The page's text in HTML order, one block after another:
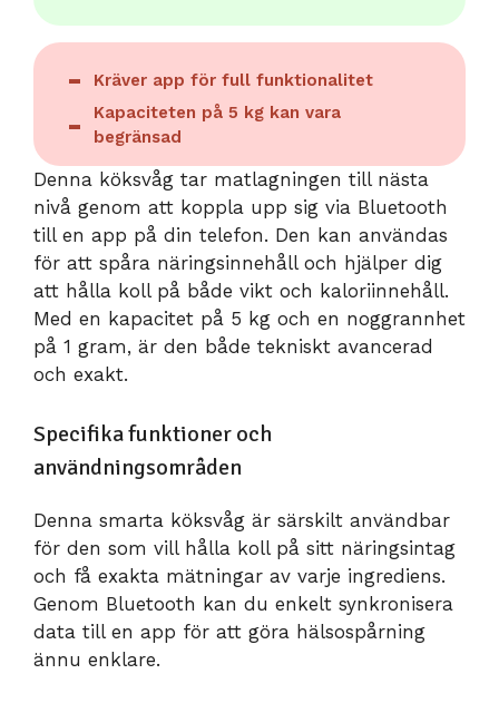
Kräver app för full funktionalitet
Kapaciteten på 5 kg kan vara
begränsad
Denna köksvåg tar matlagningen till nästa
nivå genom att koppla upp sig via Bluetooth
till en app på din telefon. Den kan användas
för att spåra näringsinnehåll och hjälper dig
att hålla koll på både vikt och kaloriinnehåll.
Med en kapacitet på 5 kg och en noggrannhet
på 1 gram, är den både tekniskt avancerad
och exakt.
Specifika funktioner och
användningsområden
Denna smarta köksvåg är särskilt användbar
för den som vill hålla koll på sitt näringsintag
och få exakta mätningar av varje ingrediens.
Genom Bluetooth kan du enkelt synkronisera
data till en app för att göra hälsospårning
ännu enklare.